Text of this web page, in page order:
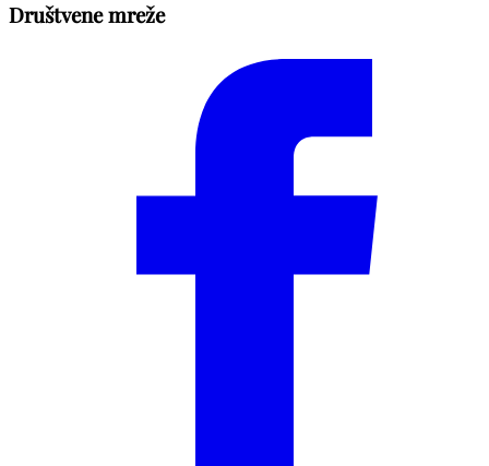
Društvene mreže